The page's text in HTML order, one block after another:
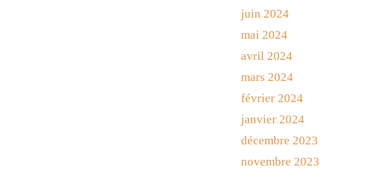
juin 2024
mai 2024
avril 2024
mars 2024
février 2024
janvier 2024
décembre 2023
novembre 2023